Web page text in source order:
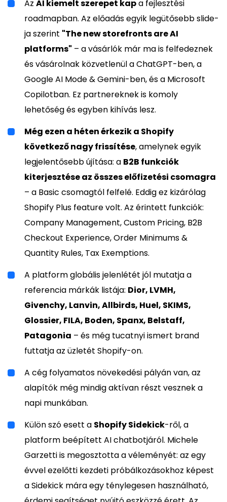
Az AI kiemelt szerepet kapa fejlesztési
roadmapban. Az előadás egyik legütősebb slide-
ja szerint "The new storefronts are AI
platforms" – a vásárlók már ma is felfedeznek
és vásárolnak közvetlenül a ChatGPT-ben, a
Google AI Mode & Gemini-ben, és a Microsoft
Copilotban. Ez partnereknek is komoly
lehetőség és egyben kihívás lesz.
Még ezen a héten érkezik a Shopify
következő nagy frissítése, amelynek egyik
legjelentősebb újítása: a B2B funkciók
kiterjesztése az összes előfizetési csomagra
– a Basic csomagtól felfelé. Eddig ez kizárólag
Shopify Plus feature volt. Az érintett funkciók:
Company Management, Custom Pricing, B2B
Checkout Experience, Order Minimums &
Quantity Rules, Tax Exemptions.
A platform globális jelenlétét jól mutatja a
referencia márkák listája: Dior, LVMH,
Givenchy, Lanvin, Allbirds, Huel, SKIMS,
Glossier, FILA, Boden, Spanx, Belstaff,
Patagonia – és még tucatnyi ismert brand
futtatja az üzletét Shopify-on.
A cég folyamatos növekedési pályán van, az
alapítók még mindig aktívan részt vesznek a
napi munkában.
Külön szó esett a Shopify Sidekick-ről, a
platform beépített AI chatbotjáról. Michele
Garzetti is megosztotta a véleményét: az egy
évvel ezelőtti kezdeti próbálkozásokhoz képest
a Sidekick mára egy ténylegesen használható,